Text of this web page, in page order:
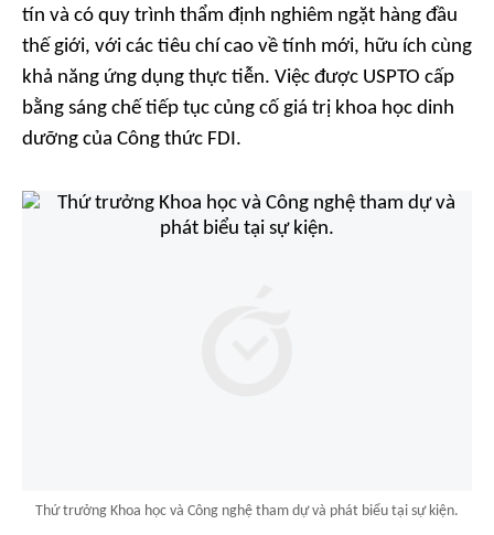
tín và có quy trình thẩm định nghiêm ngặt hàng đầu
thế giới, với các tiêu chí cao về tính mới, hữu ích cùng
khả năng ứng dụng thực tiễn. Việc được USPTO cấp
bằng sáng chế tiếp tục củng cố giá trị khoa học dinh
dưỡng của Công thức FDI.
Thứ trưởng Khoa học và Công nghệ tham dự và phát biểu tại sự kiện.